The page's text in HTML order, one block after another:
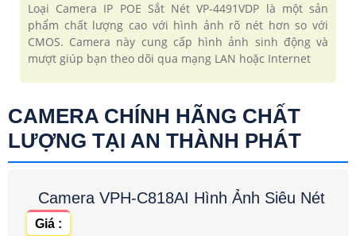
Loại Camera IP POE Sắt Nét VP-4491VDP là một sản
phẩm chất lượng cao với hình ảnh rõ nét hơn so với
CMOS. Camera này cung cấp hình ảnh sinh động và
mượt giúp bạn theo dõi qua mạng LAN hoặc Internet
CAMERA CHÍNH HÃNG CHẤT
LƯỢNG TẠI AN THÀNH PHÁT
Camera VPH-C818AI Hình Ảnh Siêu Nét
Giá :